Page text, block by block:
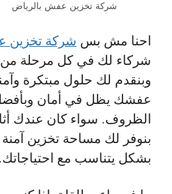
شركة تخزين عفش بالرياض
احنا مش بس شركة تخزين
شركاء لك في كل مرحلة من
وبنقدم لك حلول مبتكرة
عفشك يظل في أمان
الظروف. سواء كان عندك
بنوفر لك مساحة تخزين
بشكل يتناسب مع احتياجاتك.